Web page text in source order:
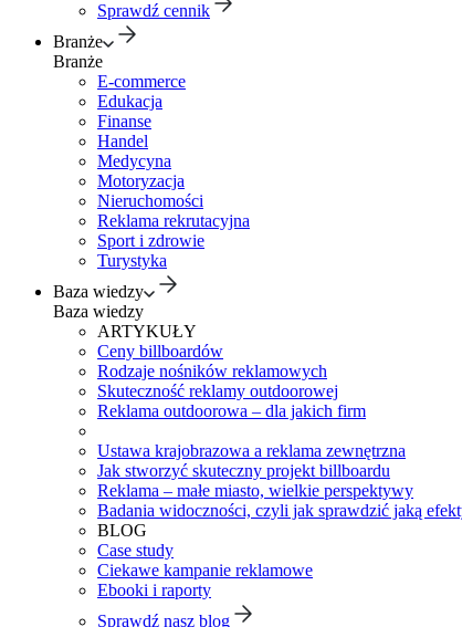
Sprawdź cennik
Branże
Branże
E-commerce
Edukacja
Finanse
Handel
Medycyna
Motoryzacja
Nieruchomości
Reklama rekrutacyjna
Sport i zdrowie
Turystyka
Baza wiedzy
Baza wiedzy
ARTYKUŁY
Ceny billboardów
Rodzaje nośników reklamowych
Skuteczność reklamy outdoorowej
Reklama outdoorowa – dla jakich firm
Ustawa krajobrazowa a reklama zewnętrzna
Jak stworzyć skuteczny projekt billboardu
Reklama – małe miasto, wielkie perspektywy
Badania widoczności, czyli jak sprawdzić jaką
BLOG
Case study
Ciekawe kampanie reklamowe
Ebooki i raporty
Sprawdź nasz blog